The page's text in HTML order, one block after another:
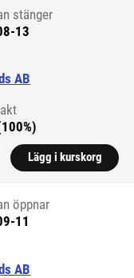
stänger
13
AB
Lägg i kurskorg
öppnar
11
AB